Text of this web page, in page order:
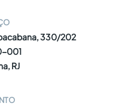
330/202
001
RJ